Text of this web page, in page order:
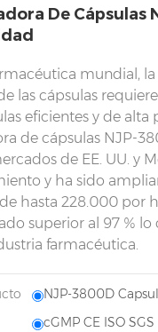
De Cápsulas
mundial,
las cápsulas
eficientes y de alta
de cápsulas NJP-
de EE. UU. y
y ha sido
hasta 228.000 por
superior al 97 % lo
farmacéutica.
NJP-3800D
cGMP CE ISO